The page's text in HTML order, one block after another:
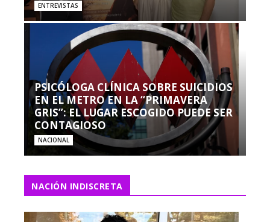
ENTREVISTAS
PSICÓLOGA CLÍNICA SOBRE SUICIDIOS
EN EL METRO EN LA “PRIMAVERA
GRIS”: EL LUGAR ESCOGIDO PUEDE SER
CONTAGIOSO
NACIONAL
NACIÓN INDISCRETA